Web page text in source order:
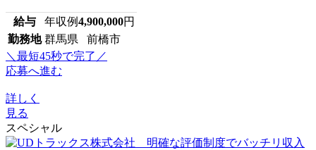
給与 年収例4,900,000円
勤務地 群馬県 前橋市
＼最短45秒で完了／
応募へ進む
詳しく
見る
スペシャル